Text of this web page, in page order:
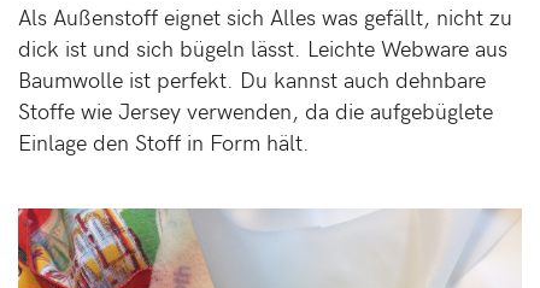
Als Außenstoff eignet sich Alles was gefällt, nicht zu
dick ist und sich bügeln lässt. Leichte Webware aus
Baumwolle ist perfekt. Du kannst auch dehnbare
Stoffe wie Jersey verwenden, da die aufgebüglete
Einlage den Stoff in Form hält.